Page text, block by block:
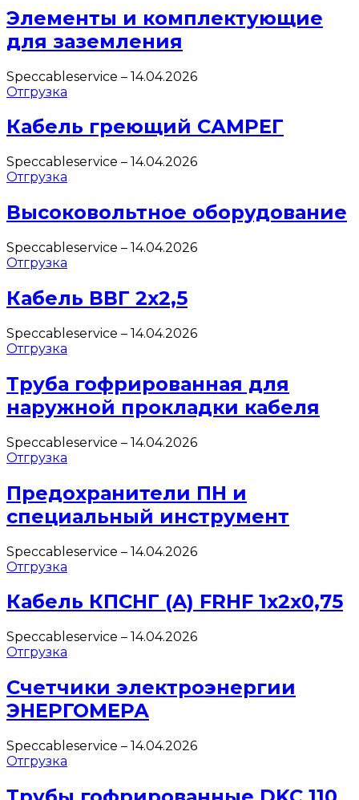
Элементы и комплектующие
для заземления
Speccableservice – 14.04.2026
Отгрузка
Кабель греющий САМРЕГ
Speccableservice – 14.04.2026
Отгрузка
Высоковольтное оборудование
Speccableservice – 14.04.2026
Отгрузка
Кабель ВВГ 2х2,5
Speccableservice – 14.04.2026
Отгрузка
Труба гофрированная для
наружной прокладки кабеля
Speccableservice – 14.04.2026
Отгрузка
Предохранители ПН и
специальный инструмент
Speccableservice – 14.04.2026
Отгрузка
Кабель КПСНГ (A) FRHF 1х2х0,75
Speccableservice – 14.04.2026
Отгрузка
Счетчики электроэнергии
ЭНЕРГОМЕРА
Speccableservice – 14.04.2026
Отгрузка